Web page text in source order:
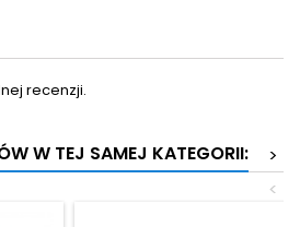
recenzji.
W TEJ SAMEJ KATEGORII:
>
<